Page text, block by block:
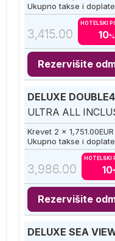
Ukupno takse i doplate
3,415.00
HOTELSKI
10%
Rezervišite
DELUXE
ULTRA ALL
Krevet 2 x 1,751.00EUR
Ukupno takse i doplate
3,986.00
HOTELSKI
10
Rezervišite
DELUXE SEA